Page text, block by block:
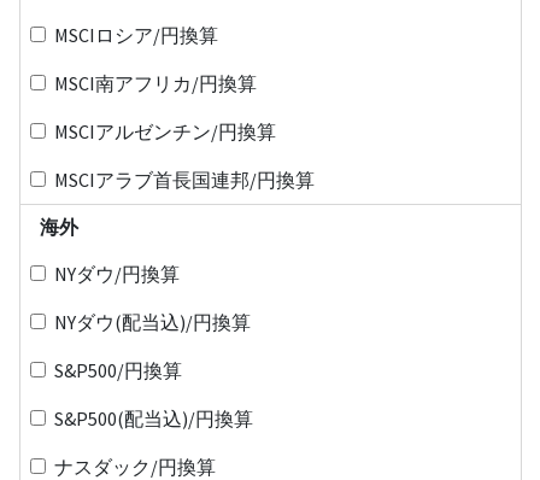
MSCIロシア/円換算
MSCI南アフリカ/円換算
MSCIアルゼンチン/円換算
MSCIアラブ首長国連邦/円換算
海外
NYダウ/円換算
NYダウ(配当込)/円換算
S&P500/円換算
S&P500(配当込)/円換算
ナスダック/円換算